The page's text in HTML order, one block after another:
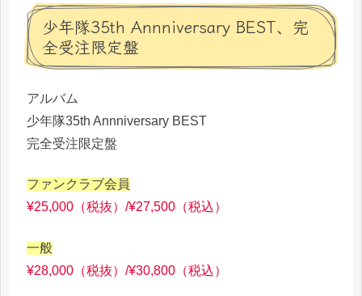
少年隊35th Annniversary BEST、完
全受注限定盤
アルバム
少年隊35th Annniversary BEST
完全受注限定盤
ファンクラブ会員
¥25,000（税抜）/¥27,500（税込）
一般
¥28,000（税抜）/¥30,800（税込）